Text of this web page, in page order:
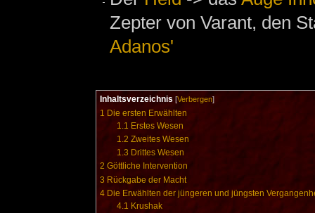
Zepter von Varant, den
Adanos'
Inhaltsverzeichnis [Verbergen]
1 Die ersten Erwählten
1.1 Erstes Wesen
1.2 Zweites Wesen
1.3 Drittes Wesen
2 Göttliche Intervention
3 Rückgabe der Macht
4 Die Erwählten der jüngeren und jüngsten
4.1 Krushak